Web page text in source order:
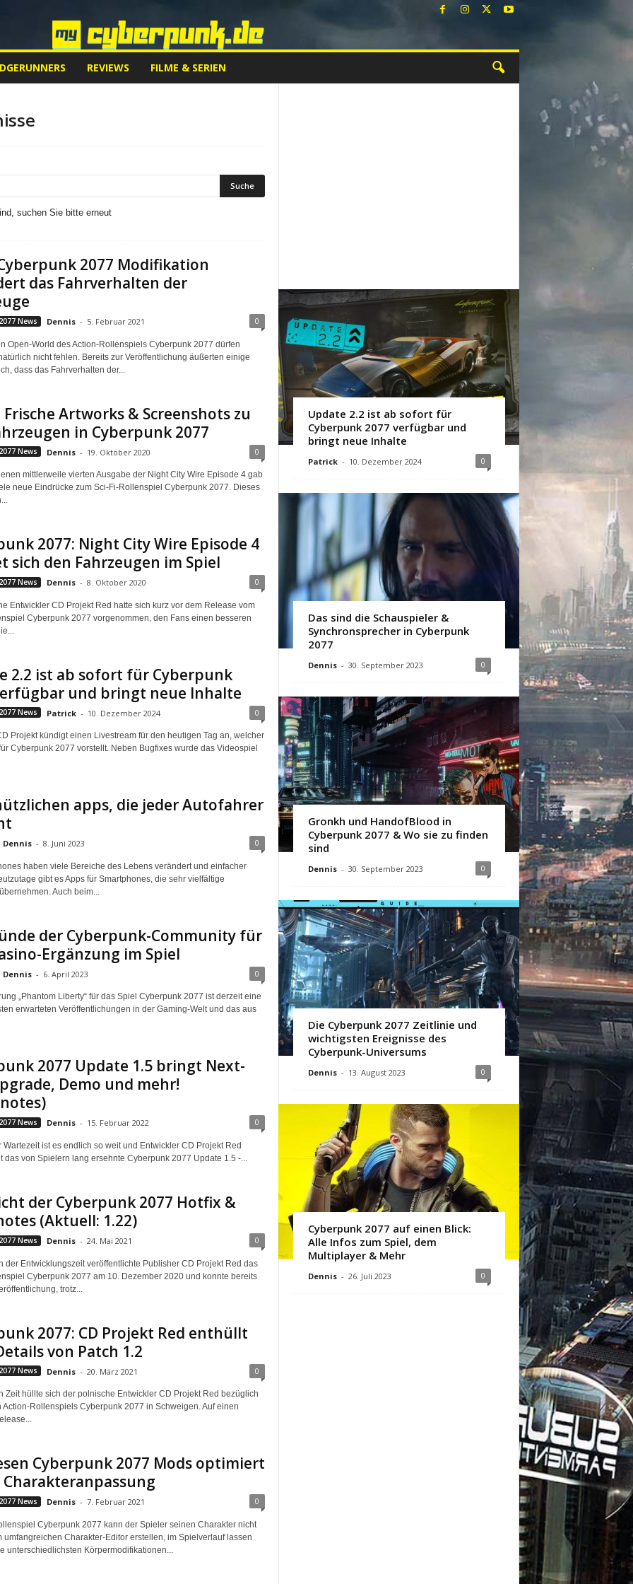
REVIEWS FILME & SERIEN
suchen Sie bitte erneut
2077 Modifikation
das Fahrverhalten der
News Dennis - 5. Februar 2021 0
Open-World des Action-Rollenspiels Cyberpunk 2077 dürfen
nicht fehlen. Bereits zur Veröffentlichung äußerten einige
dass das Fahrverhalten der...
Frische Artworks & Screenshots zu
in Cyberpunk 2077
News Dennis - 19. Oktober 2020 0
mittlerweile vierten Ausgabe der Night City Wire Episode 4 gab
neue Eindrücke zum Sci-Fi-Rollenspiel Cyberpunk 2077. Dieses
2077: Night City Wire Episode 4
sich den Fahrzeugen im Spiel
News Dennis - 8. Oktober 2020 0
Entwickler CD Projekt Red hatte sich kurz vor dem Release vom
Cyberpunk 2077 vorgenommen, den Fans einen besseren
2.2 ist ab sofort für Cyberpunk
und bringt neue Inhalte
News Patrick - 10. Dezember 2024 0
Projekt kündigt einen Livestream für den heutigen Tag an, welcher
Cyberpunk 2077 vorstellt. Neben Bugfixes wurde das Videospiel
apps, die jeder Autofahrer
Dennis - 8. Juni 2023 0
haben viele Bereiche des Lebens verändert und einfacher
gibt es Apps für Smartphones, die sehr vielfältige
Auch beim...
der Cyberpunk-Community für
Ergänzung im Spiel
Dennis - 6. April 2023 0
„Phantom Liberty“ für das Spiel Cyberpunk 2077 ist derzeit eine
erwarteten Veröffentlichungen in der Gaming-Welt und das aus
2077 Update 1.5 bringt Next-
Demo und mehr!
News Dennis - 15. Februar 2022 0
Wartezeit ist es endlich so weit und Entwickler CD Projekt Red
das von Spielern lang ersehnte Cyberpunk 2077 Update 1.5 -...
der Cyberpunk 2077 Hotfix &
(Aktuell: 1.22)
News Dennis - 24. Mai 2021 0
der Entwicklungszeit veröffentlichte Publisher CD Projekt Red das
Cyberpunk 2077 am 10. Dezember 2020 und konnte bereits
trotz...
2077: CD Projekt Red enthüllt
von Patch 1.2
News Dennis - 20. März 2021 0
Zeit hüllte sich der polnische Entwickler CD Projekt Red bezüglich
Action-Rollenspiels Cyberpunk 2077 in Schweigen. Auf einen
Cyberpunk 2077 Mods optimiert
News Dennis - 7. Februar 2021 0
Cyberpunk 2077 kann der Spieler seinen Charakter nicht
umfangreichen Charakter-Editor erstellen, im Spielverlauf lassen
unterschiedlichsten Körpermodifikationen...
Update 2.2 ist ab sofort für
Cyberpunk 2077 verfügbar und
bringt neue Inhalte
Patrick - 10. Dezember 2024 0
Das sind die Schauspieler &
Synchronsprecher in Cyberpunk
2077
Dennis - 30. September 2023 0
Gronkh und HandofBlood in
Cyberpunk 2077 & Wo sie zu finden
sind
Dennis - 30. September 2023 0
Die Cyberpunk 2077 Zeitlinie und
wichtigsten Ereignisse des
Cyberpunk-Universums
Dennis - 13. August 2023 0
Cyberpunk 2077 auf einen Blick:
Alle Infos zum Spiel, dem
Multiplayer & Mehr
Dennis - 26. Juli 2023 0